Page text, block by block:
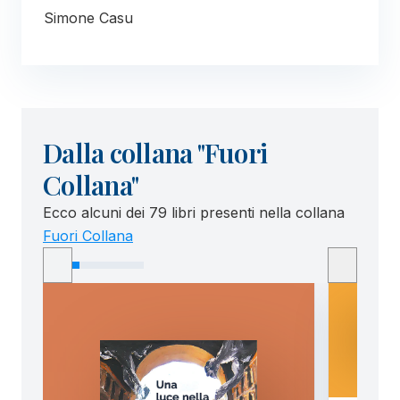
Simone Casu
Dalla collana "Fuori
Collana"
Ecco alcuni dei 79 libri presenti nella collana
Fuori Collana